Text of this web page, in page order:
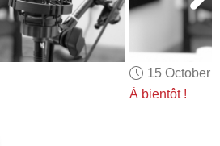
OTHER LANGUAGES
ABOUT US
ALEXA
15 October
À bientôt !